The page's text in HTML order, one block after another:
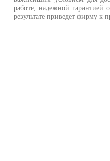
работе, надежной гарантией
результате приведет фирму к